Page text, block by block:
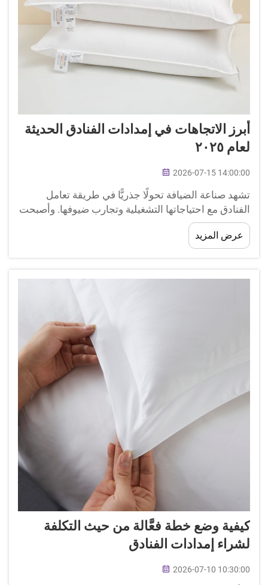
أبرز الاتجاهات في إمدادات الفنادق الحديثة
لعام ٢٠٢٥
2026-07-15 14:00:00
تشهد صناعة الضيافة تحولًا جذريًّا في طريقة تعامل
الفنادق مع احتياجاتها التشغيلية وتجارب ضيوفها. وأصبحت
إمدادات الفنادق الحديثة تتجاوز بكثير كونها مجرد عناصر
وظيفية؛ بل أصبحت أصولًا استراتيجيةً تُشكِّل هوية العلامة
التجارية...
عرض المزيد
كيفية وضع خطة فعَّالة من حيث التكلفة
لشراء إمدادات الفنادق
2026-07-10 10:30:00